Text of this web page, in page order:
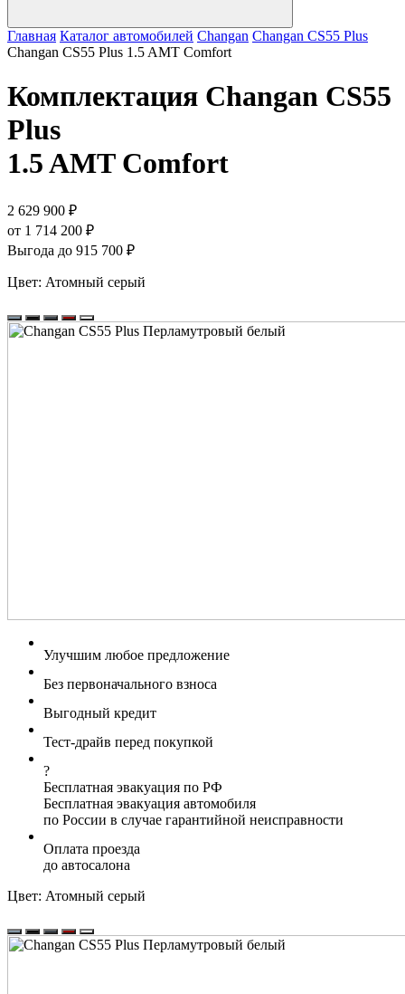
Главная Каталог автомобилей Changan Changan CS55 Plus
Changan CS55 Plus 1.5 AMT Comfort
Комплектация Changan CS55
Plus
1.5 AMT Comfort
2 629 900 ₽
от 1 714 200 ₽
Выгода до 915 700 ₽
Цвет: Атомный серый
Улучшим любое предложение
Без первоначального взноса
Выгодный кредит
Тест-драйв перед покупкой
?
Бесплатная эвакуация по РФ
Бесплатная эвакуация автомобиля
по России в случае гарантийной неисправности
Оплата проезда
до автосалона
Цвет: Атомный серый